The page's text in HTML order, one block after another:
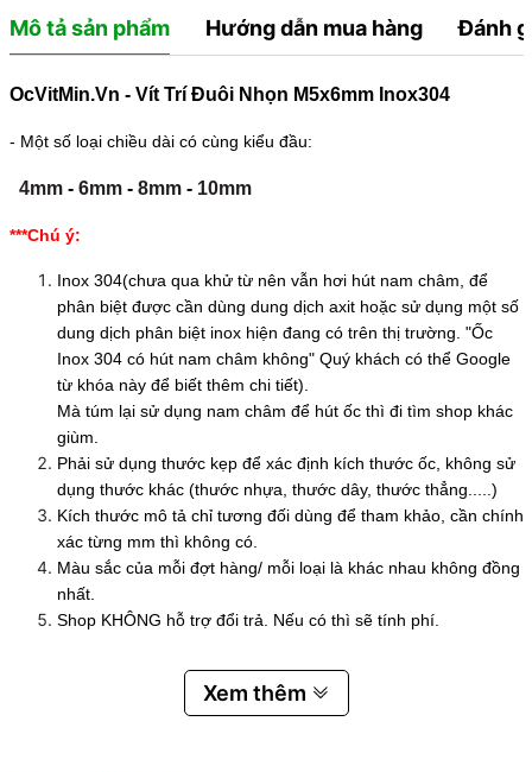
Mô tả sản phẩm Hướng dẫn mua hàng Đánh
OcVitMin.Vn - Vít Trí Đuôi Nhọn M5x6mm Inox304
- Một số loại chiều dài có cùng kiểu đầu:
4mm- 6mm- 8mm- 10mm
***Chú ý:
Inox 304(chưa qua khử từ nên vẫn hơi hút nam châm, để
phân biệt được cần dùng dung dịch axit hoặc sử dụng một số
dung dịch phân biệt inox hiện đang có trên thị trường. "Ốc
Inox 304 có hút nam châm không" Quý khách có thể Google
từ khóa này để biết thêm chi tiết).
Mà túm lại sử dụng nam châm để hút ốc thì đi tìm shop khác
giùm.
Phải sử dụng thước kẹp để xác định kích thước ốc, không sử
dụng thước khác (thước nhựa, thước dây, thước thẳng.....)
Kích thước mô tả chỉ tương đối dùng để tham khảo, cần chính
xác từng mm thì không có.
Màu sắc của mỗi đợt hàng/ mỗi loại là khác nhau không đồng
nhất.
Shop KHÔNG hỗ trợ đổi trả. Nếu có thì sẽ tính phí.
Xem thêm